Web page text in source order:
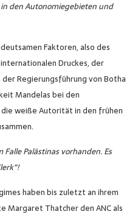
den Autonomiegebieten und
Faktoren, also des
Druckes, der
Regierungsführung von Botha
Mandelas bei den
weiße Autorität in den frühen
Palästinas vorhanden. Es
haben bis zuletzt an ihrem
Thatcher den ANC als